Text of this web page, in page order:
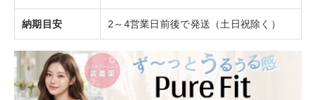
納期目安 2～4営業日前後で発送（土日祝除く）